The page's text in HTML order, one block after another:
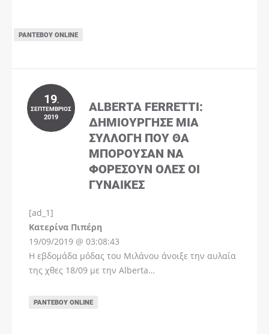
ΡΑΝΤΕΒΟΎ ONLINE
19.
ΣΕΠΤΈΜΒΡΙΟΣ
2019
ALBERTA FERRETTI:
ΔΗΜΙΟΎΡΓΗΣΕ ΜΊΑ
ΣΥΛΛΟΓΉ ΠΟΥ ΘΑ
ΜΠΟΡΟΎΣΑΝ ΝΑ
ΦΟΡΈΣΟΥΝ ΌΛΕΣ ΟΙ
ΓΥΝΑΊΚΕΣ
[ad_1]
Kατερίνα Πιπέρη
19/09/2019 @ 03:08:43
Η εβδομάδα μόδας του Μιλάνου άνοιξε την αυλαία
της χθες 18/09 με την Alberta…
ΡΑΝΤΕΒΟΎ ONLINE